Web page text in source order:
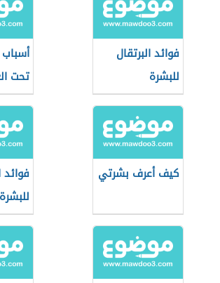
فوائد البرتقال
للبشرة
تحت
كيف أعرف بشرتي
فوائد
للبشرة